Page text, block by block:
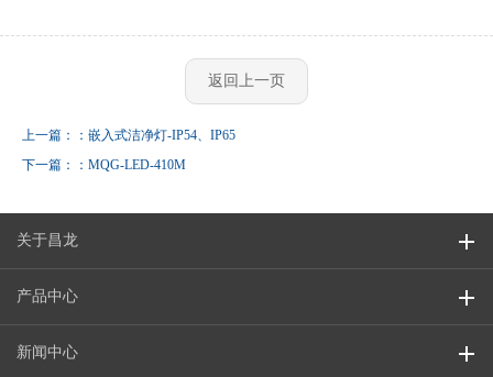
返回上一页
上一篇：：嵌入式洁净灯-IP54、IP65
下一篇：：MQG-LED-410M
关于昌龙
产品中心
新闻中心